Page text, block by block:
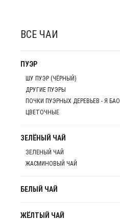
ВСЕ ЧАИ
ПУЭР
ШУ ПУЭР (ЧЁРНЫЙ)
ДРУГИЕ ПУЭРЫ
ПОЧКИ ПУЭРНЫХ ДЕРЕВЬЕВ - Я БАО
ЦВЕТОЧНЫЕ
ЗЕЛЁНЫЙ ЧАЙ
ЗЕЛЕНЫЙ ЧАЙ
ЖАСМИНОВЫЙ ЧАЙ
БЕЛЫЙ ЧАЙ
ЖЁЛТЫЙ ЧАЙ